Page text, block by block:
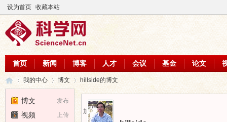
设为首页 收藏本站
首页 新闻 博客 人才 会议 基金 论文
我的中心 博文 hillside的博文
加为好友
发布
博文
上传
视频